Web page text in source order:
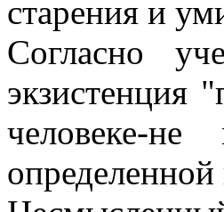
старения и
Согласно
экзистенция
человеке-